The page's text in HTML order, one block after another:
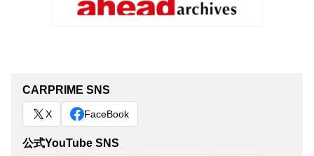
CARPRIME SNS
X FaceBook
公式YouTube SNS